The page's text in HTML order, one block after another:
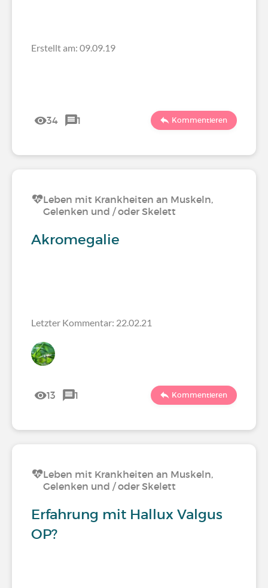
Erstellt am: 09.09.19
34 1 Kommentieren
Leben mit Krankheiten an Muskeln,
Gelenken und / oder Skelett
Akromegalie
Letzter Kommentar: 22.02.21
13 1 Kommentieren
Leben mit Krankheiten an Muskeln,
Gelenken und / oder Skelett
Erfahrung mit Hallux Valgus
OP?